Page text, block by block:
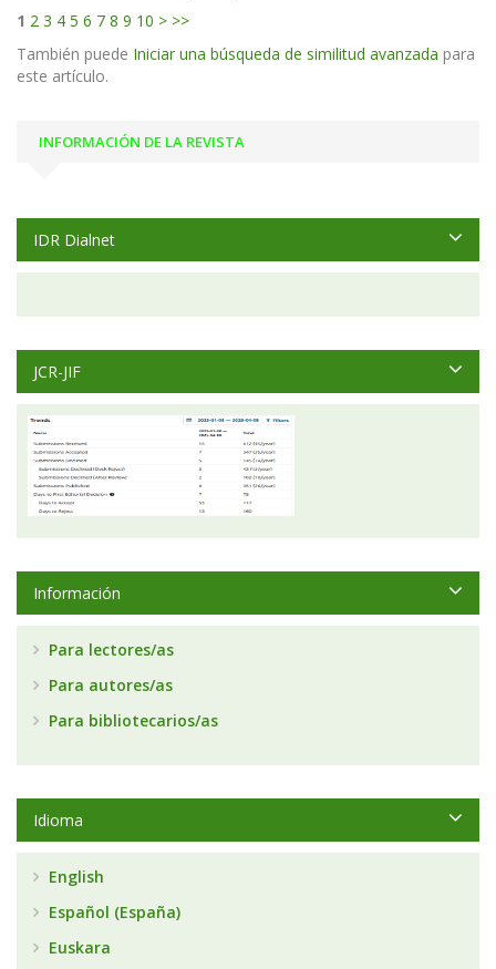
1 2 3 4 5 6 7 8 9 10 > >>
También puede Iniciar una búsqueda de similitud avanzada para
este artículo.
INFORMACIÓN DE LA REVISTA
IDR Dialnet
JCR-JIF
Información
Para lectores/as
Para autores/as
Para bibliotecarios/as
Idioma
English
Español (España)
Euskara